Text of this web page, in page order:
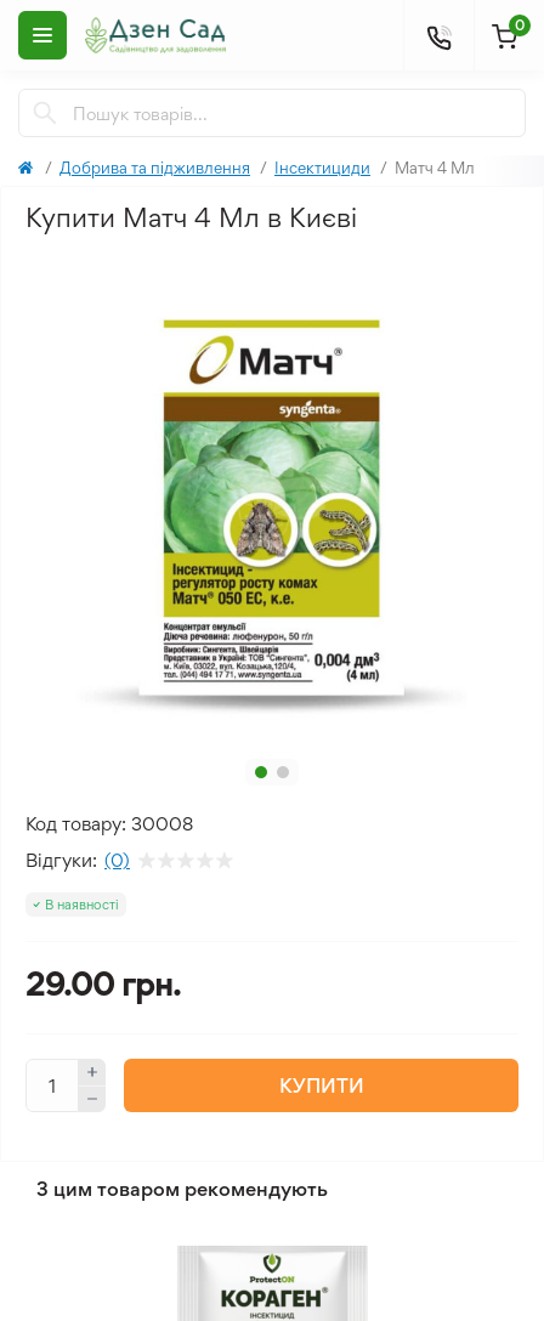
0
Добрива та підживлення Інсектициди Матч 4 Мл
Купити Матч 4 Мл в Києві
Код товару: 30008
Відгуки: (0)
В наявності
29.00 грн.
КУПИТИ
З цим товаром рекомендують